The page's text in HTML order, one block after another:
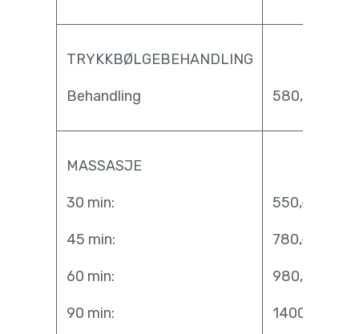
TRYKKBØLGEBEHANDLING
Behandling 580,-
MASSASJE
30 min:
45 min:
60 min:
90 min:
550,-
780,-
980,-
1400,-